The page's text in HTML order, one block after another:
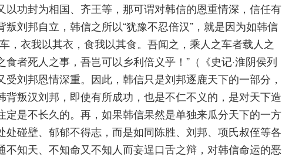
以功封为相国、齐王等，那可谓对韩信的恩重情深，信任有
刘邦自立，韩信之所以“犹豫不忍倍汉”，就是因为如韩信
，衣我以其衣，食我以其食。吾闻之，乘人之车者载人之
者死人之事，吾岂可以乡利倍义乎！”（《史记·淮阴侯列
刘邦恩情深重。因此，韩信只是刘邦逐鹿天下的一部分，
叛汉刘邦，即使有所成功，也是不仁不义的，是对天下造
定是不长久的。再，如果韩信果然是单独来瓜分天下的一方
处碰壁、郁郁不得志，而是如同陈胜、刘邦、项氏叔侄等各
不知天、不知命又不知人而妄逞口舌之辩，对韩信命运的恶